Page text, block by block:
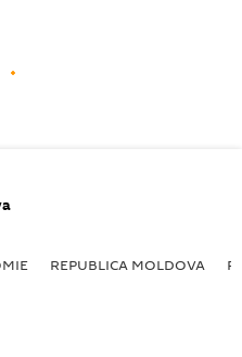
REPUBLICA MOLDOVA